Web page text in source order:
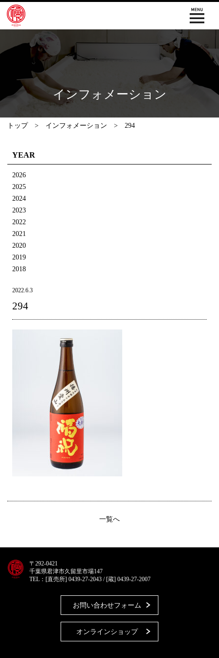
インフォメーション
トップ インフォメーション 294
YEAR
2026
2025
2024
2023
2022
2021
2020
2019
2018
2022.6.3
294
一覧へ
〒292-0421
千葉県君津市久留里市場147
TEL：[直売所] 0439-27-2043 / [蔵] 0439-27-2007
お問い合わせフォーム
オンラインショップ